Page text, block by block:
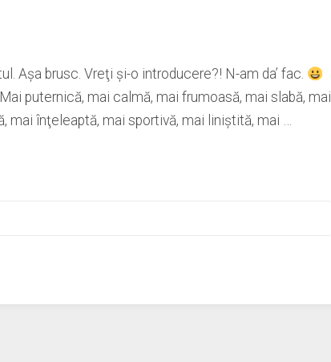
Aşa brusc. Vreţi şi-o introducere?! N-am da’ fac.
puternică, mai calmă, mai frumoasă, mai slabă, mai
mai înţeleaptă, mai sportivă, mai liniştită, mai …